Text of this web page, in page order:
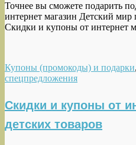
Точнее вы сможете подарить
интернет магазин Детский
Cкидки и купоны от интернет
Купоны (промокоды) и подарки,
спецпредложения
Cкидки и купоны от
детских товаров